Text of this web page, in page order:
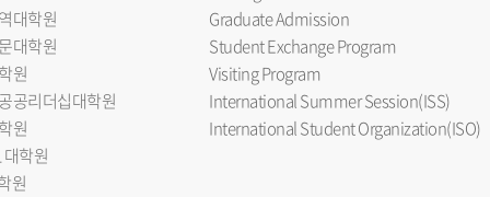
대학원
대학원
원
공리더십대학원
원
학원
원
Graduate Admission
Student Exchange Program
Visiting Program
International Summer Session(ISS)
International Student Organization(ISO)